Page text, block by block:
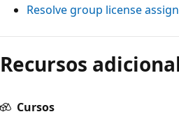
Resolve group license
Modo
de
Recursos
Cursos